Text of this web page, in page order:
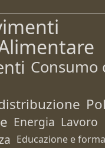
Consumo
Energia Lavoro
Educazione e